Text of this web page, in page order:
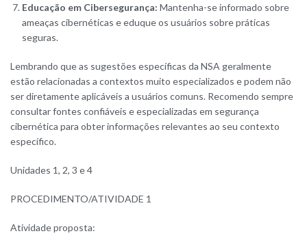
Educação em Cibersegurança: Mantenha-se informado sobre
ameaças cibernéticas e eduque os usuários sobre práticas
seguras.
Lembrando que as sugestões específicas da NSA geralmente
estão relacionadas a contextos muito especializados e podem não
ser diretamente aplicáveis a usuários comuns. Recomendo sempre
consultar fontes confiáveis e especializadas em segurança
cibernética para obter informações relevantes ao seu contexto
específico.
Unidades 1, 2, 3 e4
PROCEDIMENTO/ATIVIDADE 1
Atividade proposta: